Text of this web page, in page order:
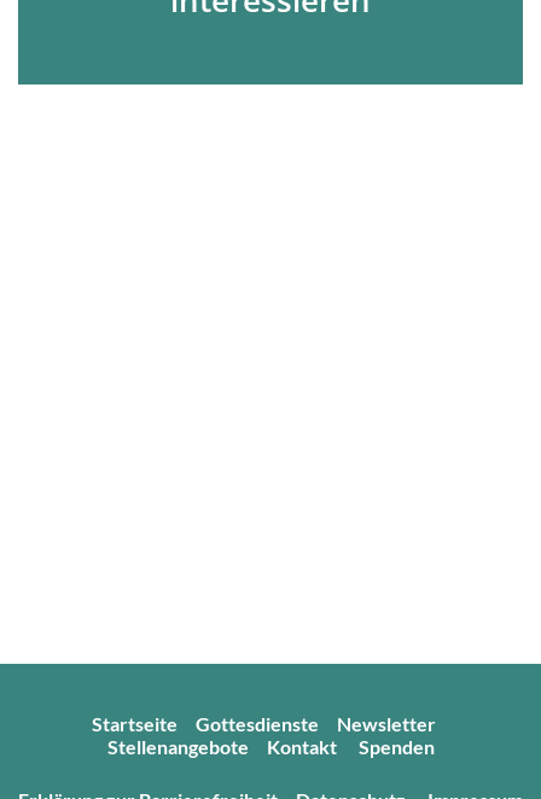
Startseite Gottesdienste
Newsletter
Stellenangebote
Kontakt Spenden